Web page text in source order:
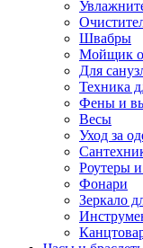
Швабры
Мойщик
Для
Техника
Фены и
Весы
Уход за
Роутеры и
Фонари
Зеркало